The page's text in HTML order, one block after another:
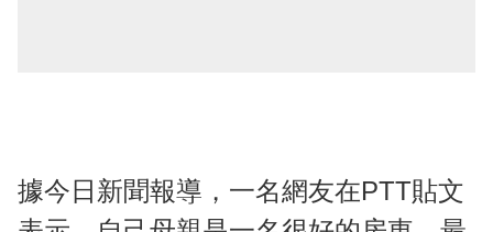
據今日新聞報導，一名網友在PTT貼文